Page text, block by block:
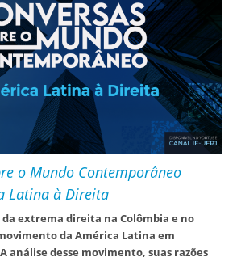
o Mundo Contemporâneo
Latina à Direita
extrema direita na Colômbia e no
da América Latina em
análise desse movimento, suas razões